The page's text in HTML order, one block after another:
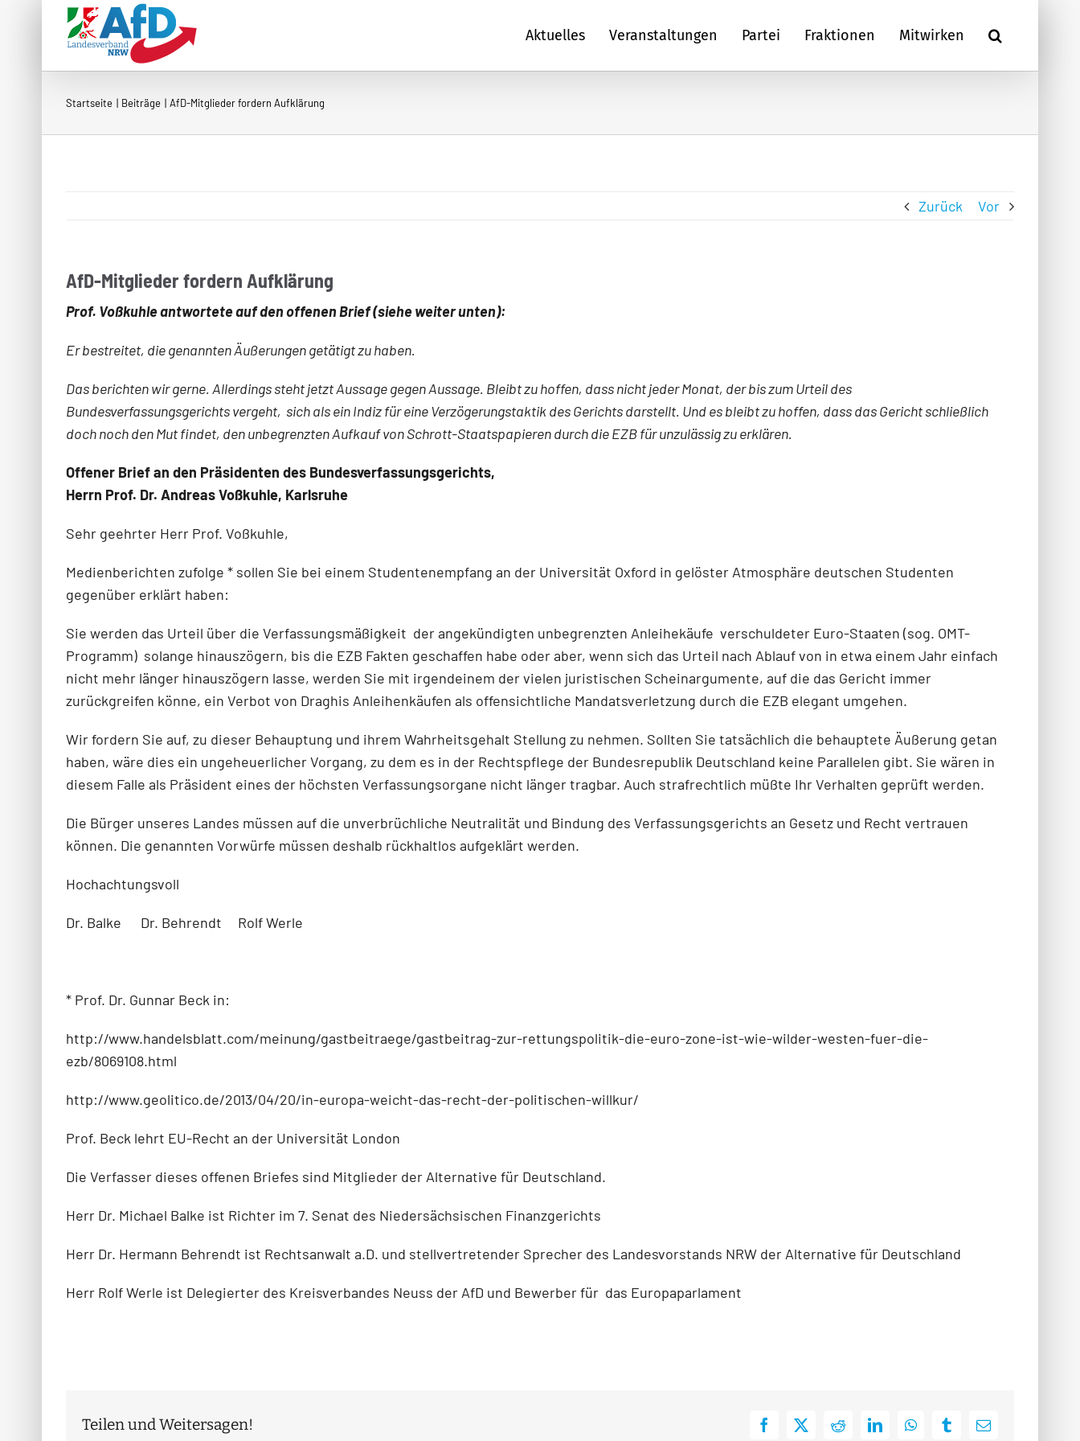
Aktuelles Veranstaltungen Partei Fraktionen Mitwirken
Startseite Beiträge AfD-Mitglieder fordern Aufklärung
Zurück Vor
AfD-Mitglieder fordern Aufklärung
Prof. Voßkuhle antwortete auf den offenen Brief (siehe weiter unten):
Er bestreitet, die genannten Äußerungen getätigt zu haben.
Das berichten wir gerne. Allerdings steht jetzt Aussage gegen Aussage. Bleibt zu hoffen, dass nicht jeder Monat, der bis zum Urteil des
Bundesverfassungsgerichts vergeht, sich als ein Indiz für eine Verzögerungstaktik des Gerichts darstellt. Und es bleibt zu hoffen, dass das Gericht schließlich
doch noch den Mut findet, den unbegrenzten Aufkauf von Schrott-Staatspapieren durch die EZB für unzulässig zu erklären.
Offener Brief an den Präsidenten des Bundesverfassungsgerichts,
Herrn Prof. Dr. Andreas Voßkuhle, Karlsruhe
Sehr geehrter Herr Prof. Voßkuhle,
Medienberichten zufolge * sollen Sie bei einem Studentenempfang an der Universität Oxford in gelöster Atmosphäre deutschen Studenten
gegenüber erklärt haben:
Sie werden das Urteil über die Verfassungsmäßigkeit der angekündigten unbegrenzten Anleihekäufe verschuldeter Euro-Staaten (sog. OMT-
Programm) solange hinauszögern, bis die EZB Fakten geschaffen habe oder aber, wenn sich das Urteil nach Ablauf von in etwa einem Jahr einfach
nicht mehr länger hinauszögern lasse, werden Sie mit irgendeinem der vielen juristischen Scheinargumente, auf die das Gericht immer
zurückgreifen könne, ein Verbot von Draghis Anleihenkäufen als offensichtliche Mandatsverletzung durch die EZB elegant umgehen.
Wir fordern Sie auf, zu dieser Behauptung und ihrem Wahrheitsgehalt Stellung zu nehmen. Sollten Sie tatsächlich die behauptete Äußerung getan
haben, wäre dies ein ungeheuerlicher Vorgang, zu dem es in der Rechtspflege der Bundesrepublik Deutschland keine Parallelen gibt. Sie wären in
diesem Falle als Präsident eines der höchsten Verfassungsorgane nicht länger tragbar. Auch strafrechtlich müßte Ihr Verhalten geprüft werden.
Die Bürger unseres Landes müssen auf die unverbrüchliche Neutralität und Bindung des Verfassungsgerichts an Gesetz und Recht vertrauen
können. Die genannten Vorwürfe müssen deshalb rückhaltlos aufgeklärt werden.
Hochachtungsvoll
Dr. Balke Dr. Behrendt Rolf Werle
* Prof. Dr. Gunnar Beck in:
http://www.handelsblatt.com/meinung/gastbeitraege/gastbeitrag-zur-rettungspolitik-die-euro-zone-ist-wie-wilder-westen-fuer-die-
ezb/8069108.html
http://www.geolitico.de/2013/04/20/in-europa-weicht-das-recht-der-politischen-willkur/
Prof. Beck lehrt EU-Recht an der Universität London
Die Verfasser dieses offenen Briefes sind Mitglieder der Alternative für Deutschland.
Herr Dr. Michael Balke ist Richter im 7. Senat des Niedersächsischen Finanzgerichts
Herr Dr. Hermann Behrendt ist Rechtsanwalt a.D. und stellvertretender Sprecher des Landesvorstands NRW der Alternative für Deutschland
Herr Rolf Werle ist Delegierter des Kreisverbandes Neuss der AfD und Bewerber für das Europaparlament
Teilen und Weitersagen! Facebook
X RedditLinkedInWhatsAppTumblrE-